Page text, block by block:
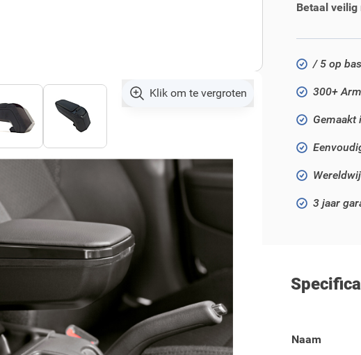
Klik om te vergroten
Betaal veilig
/ 5 op
300+
Gemaakt
3 jaar
voor lange ritten in je Hyundai i20 2009 - 2014!
Naam